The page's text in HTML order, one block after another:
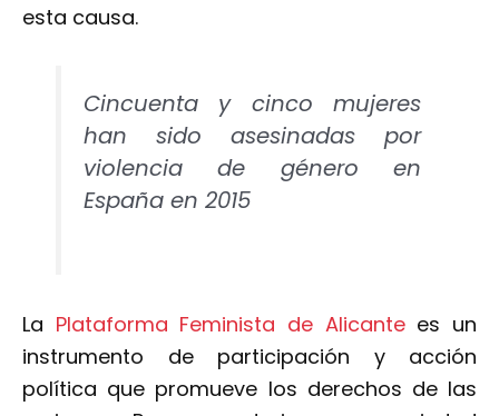
esta causa.
Cincuenta y cinco mujeres
han sido asesinadas por
violencia de género en
España en 2015
La Plataforma Feminista de Alicantees un
instrumento de participación y acción
política que promueve los derechos de las